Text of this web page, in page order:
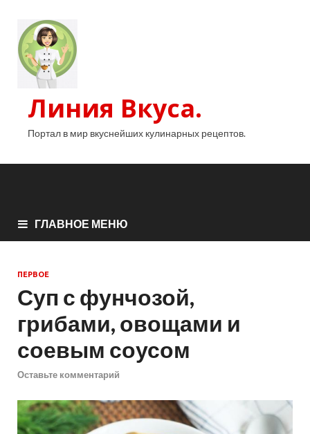
Линия Вкуса.
Портал в мир вкуснейших кулинарных рецептов.
ГЛАВНОЕ МЕНЮ
ПЕРВОЕ
Суп с фунчозой,
грибами, овощами и
соевым соусом
Оставьте комментарий